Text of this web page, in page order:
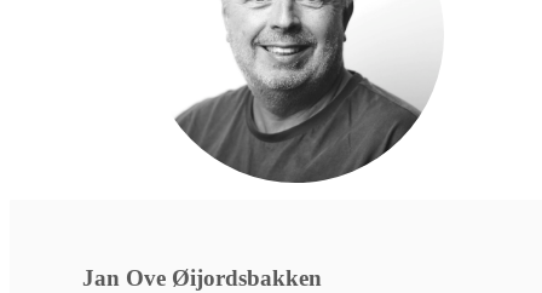
Jan Ove Øijordsbakken